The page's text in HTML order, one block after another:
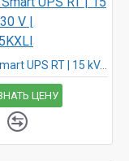
APC Smart UPS RT | 15 kVA | 230 V | SRTG15KXLI
ЦЕНУ